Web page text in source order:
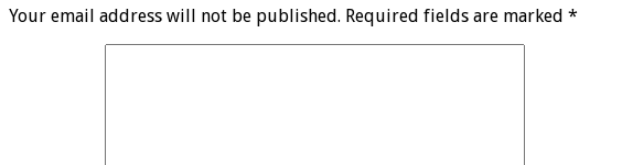
Your email address will not be published. Required fields are marked *